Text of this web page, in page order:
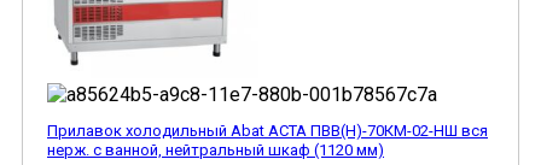
Прилавок холодильный Abat АСТА ПВВ(Н)-70КМ-02-НШ вся
нерж. с ванной, нейтральный шкаф (1120 мм)